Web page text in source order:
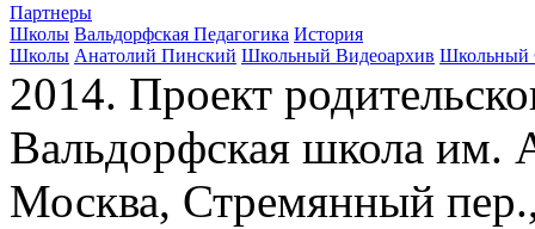
Партнеры
Школы Вальдорфская Педагогика История
Школы Анатолий Пинский Школьный Видеоархив Школьный
2014. Проект
Вальдорфская школа им.
Москва, Стремянный